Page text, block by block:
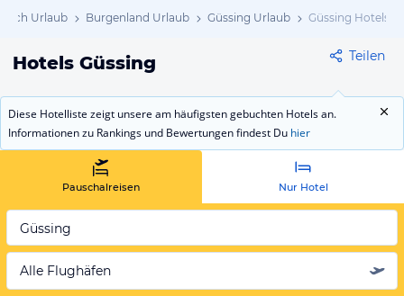
Urlaub Burgenland Urlaub Güssing Urlaub Güssing Hotels
Hotels Güssing Teilen
Diese Hotelliste zeigt unsere am häufigsten gebuchten Hotels an.
Informationen zu Rankings und Bewertungen findest Du hier
Pauschalreisen Nur Hotel
Güssing
Alle Flughäfen